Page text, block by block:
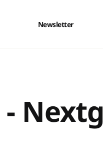
Newsletter
-